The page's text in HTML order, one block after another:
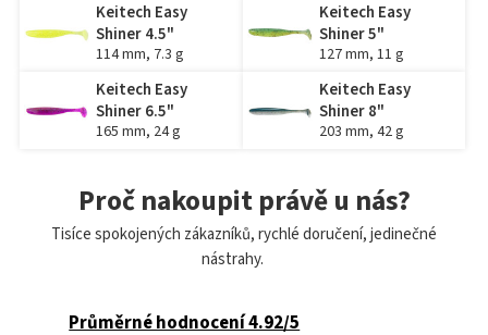
Keitech Easy
Shiner 4.5"
114 mm, 7.3 g
Keitech Easy
Shiner 5"
127 mm, 11 g
Keitech Easy
Shiner 6.5"
165 mm, 24 g
Keitech Easy
Shiner 8"
203 mm, 42 g
Proč nakoupit právě u nás?
Tisíce spokojených zákazníků, rychlé doručení, jedinečné
nástrahy.
Průměrné hodnocení 4.92/5